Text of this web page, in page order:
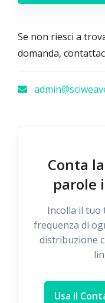
Se non riesci a
domanda,
Conta
parole
Incolla il tuo
frequenza di
distribuzione
Usa il